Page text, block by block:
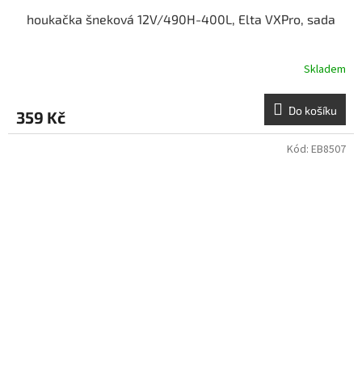
houkačka šneková 12V/490H-400L, Elta VXPro, sada
Skladem
359 Kč Do košíku
Kód: EB8507